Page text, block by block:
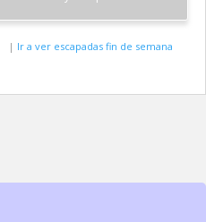
| Ir a ver escapadas fin de semana